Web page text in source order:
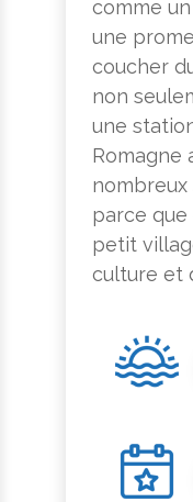
comme
une
coucher
non
une
Romagne
nombreux
parce
petit
culture et